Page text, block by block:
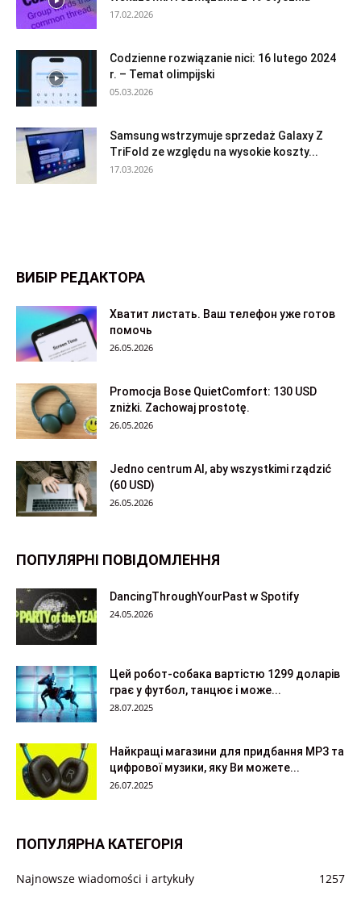
17.02.2026
Codzienne rozwiązanie nici: 16 lutego 2024
r. – Temat olimpijski
05.03.2026
Samsung wstrzymuje sprzedaż Galaxy Z
TriFold ze względu na wysokie koszty...
17.03.2026
ВИБІР РЕДАКТОРА
Хватит листать. Ваш телефон уже готов
помочь
26.05.2026
Promocja Bose QuietComfort: 130 USD
zniżki. Zachowaj prostotę.
26.05.2026
Jedno centrum AI, aby wszystkimi rządzić
(60 USD)
26.05.2026
ПОПУЛЯРНІ ПОВІДОМЛЕННЯ
DancingThroughYourPast w Spotify
24.05.2026
Цей робот-собака вартістю 1299 доларів
грає у футбол, танцює і може...
28.07.2025
Найкращі магазини для придбання MP3 та
цифрової музики, яку Ви можете...
26.07.2025
ПОПУЛЯРНА КАТЕГОРІЯ
Najnowsze wiadomości i artykuły 1257